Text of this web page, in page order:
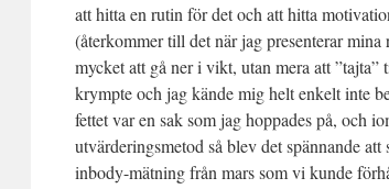
att hitta en rutin för det och att hitta
(återkommer till det när jag presenterar
mycket att gå ner i vikt, utan mera att
krympte och jag kände mig helt enkelt inte
fettet var en sak som jag hoppades på, och
utvärderingsmetod så blev det spännande
inbody-mätning från mars som vi kunde